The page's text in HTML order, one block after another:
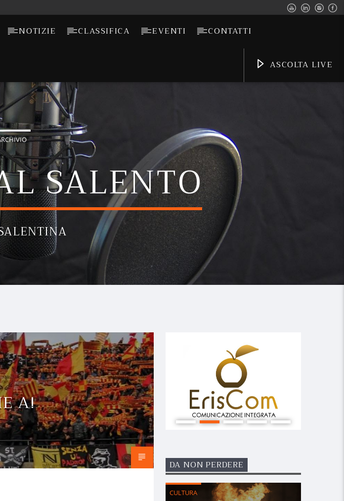
NOTIZIE CLASSIFICA EVENTI CONTATTI
ASCOLTA LIVE
SALENTO
A!
DA NON PERDERE
CULTURA